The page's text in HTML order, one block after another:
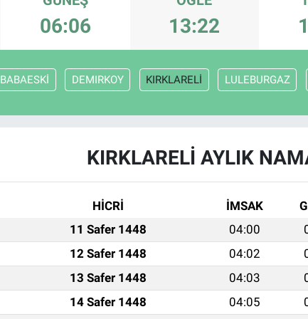
06:06 13:22
BABAESKİ DEMIRKOY KIRKLARELİ LULEBURGAZ
KIRKLARELİ AYLIK
HİCRİ İMSAK
11 Safer 1448 04:00
12 Safer 1448 04:02
13 Safer 1448 04:03
14 Safer 1448 04:05